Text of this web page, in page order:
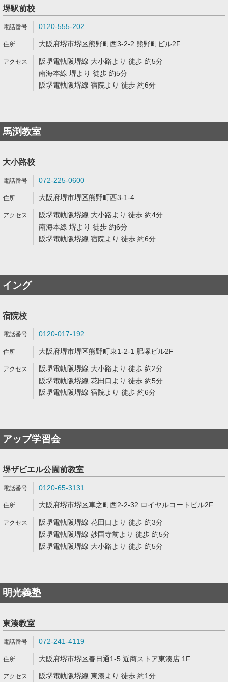
堺駅前校
0120-555-202
大阪府堺市堺区熊野町西3-2-2 熊野町ビル2F
阪堺電軌阪堺線 大小路より 徒歩 約5分
南海本線 堺より 徒歩 約5分
阪堺電軌阪堺線 宿院より 徒歩 約6分
馬渕教室
大小路校
072-225-0600
大阪府堺市堺区熊野町西3-1-4
阪堺電軌阪堺線 大小路より 徒歩 約4分
南海本線 堺より 徒歩 約6分
阪堺電軌阪堺線 宿院より 徒歩 約6分
イング
宿院校
0120-017-192
大阪府堺市堺区熊野町東1-2-1 肥塚ビル2F
阪堺電軌阪堺線 大小路より 徒歩 約2分
阪堺電軌阪堺線 花田口より 徒歩 約5分
阪堺電軌阪堺線 宿院より 徒歩 約6分
アップ学習会
堺ザビエル公園前教室
0120-65-3131
大阪府堺市堺区車之町西2-2-32 ロイヤルコートビル2F
阪堺電軌阪堺線 花田口より 徒歩 約3分
阪堺電軌阪堺線 妙国寺前より 徒歩 約5分
阪堺電軌阪堺線 大小路より 徒歩 約5分
明光義塾
東湊教室
072-241-4119
大阪府堺市堺区春日通1-5 近商ストア東湊店 1F
阪堺電軌阪堺線 東湊より 徒歩 約1分